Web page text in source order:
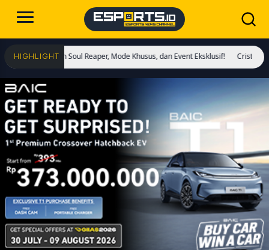
HIGHLIGHT
Skin Soul Reaper, Mode Khusus, dan Event Eksklusif! Cristiano Ronaldo